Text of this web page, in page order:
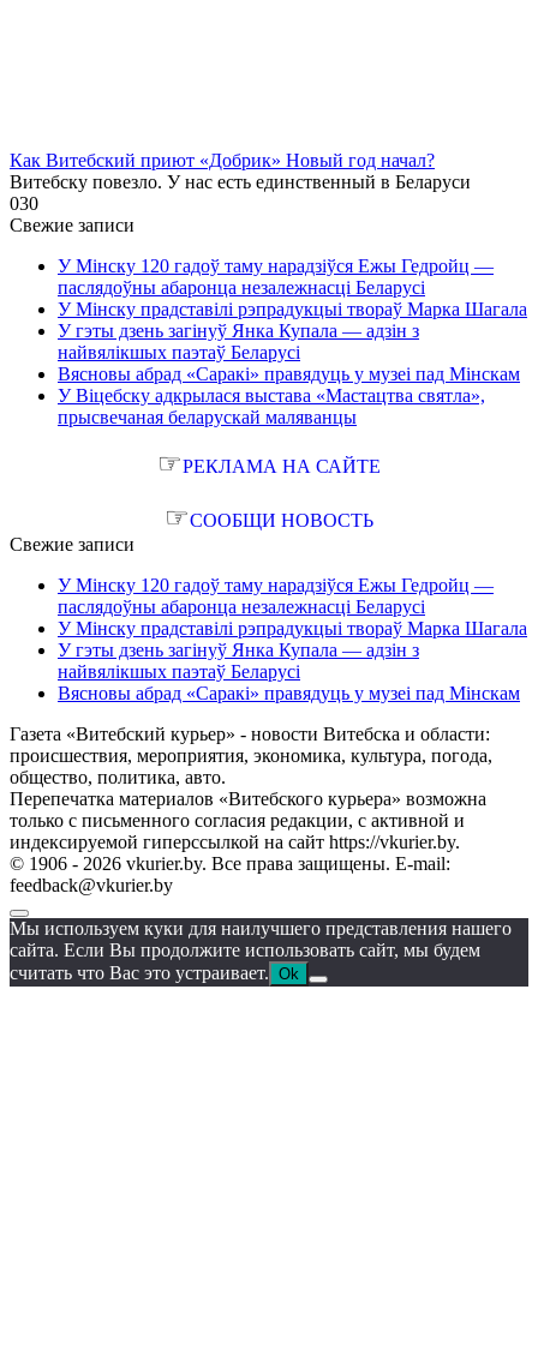
Как Витебский приют «Добрик» Новый год начал?
Витебску повезло. У нас есть единственный в Беларуси
030
Свежие записи
У Мінску 120 гадоў таму нарадзіўся Ежы Гедройц —
паслядоўны абаронца незалежнасці Беларусі
У Мінску прадставілі рэпрадукцыі твораў Марка Шагала
У гэты дзень загінуў Янка Купала — адзін з
найвялікшых паэтаў Беларусі
Вясновы абрад «Саракі» правядуць у музеі пад Мінскам
У Віцебску адкрылася выстава «Мастацтва святла»,
прысвечаная беларускай маляванцы
☞РЕКЛАМА НА САЙТЕ
☞СООБЩИ НОВОСТЬ
Свежие записи
У Мінску 120 гадоў таму нарадзіўся Ежы Гедройц —
паслядоўны абаронца незалежнасці Беларусі
У Мінску прадставілі рэпрадукцыі твораў Марка Шагала
У гэты дзень загінуў Янка Купала — адзін з
найвялікшых паэтаў Беларусі
Вясновы абрад «Саракі» правядуць у музеі пад Мінскам
Газета «Витебский курьер» - новости Витебска и области:
происшествия, мероприятия, экономика, культура, погода,
общество, политика, авто.
Перепечатка материалов «Витебского курьера» возможна
только с письменного согласия редакции, с активной и
индексируемой гиперссылкой на сайт https://vkurier.by.
© 1906 - 2026 vkurier.by. Все права защищены. E-mail:
feedback@vkurier.by
Мы используем куки для наилучшего представления нашего
сайта. Если Вы продолжите использовать сайт, мы будем
считать что Вас это устраивает. Ok